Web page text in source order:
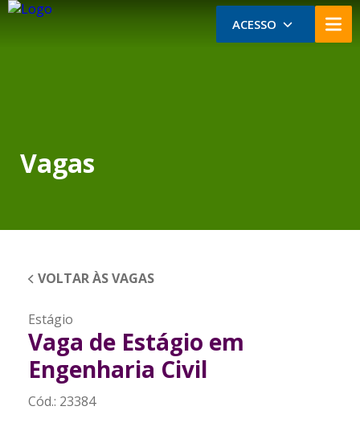
ACESSO
Vagas
VOLTAR ÀS VAGAS
Estágio
Vaga de Estágio em
Engenharia Civil
Cód.: 23384